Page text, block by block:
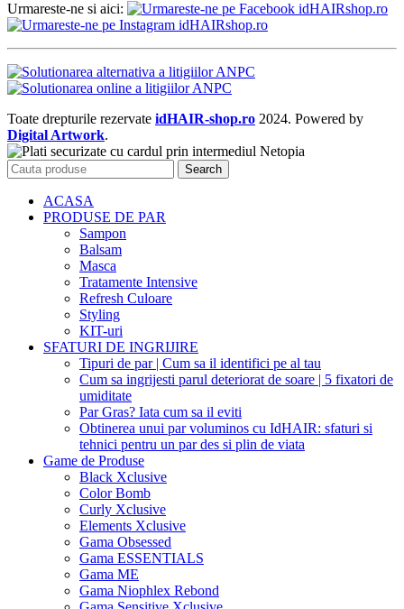
Urmareste-ne si aici:
Toate drepturile rezervate idHAIR-shop.ro 2024. Powered by
Digital Artwork.
Search
ACASA
PRODUSE DE PAR
Sampon
Balsam
Masca
Tratamente Intensive
Refresh Culoare
Styling
KIT-uri
SFATURI DE INGRIJIRE
Tipuri de par | Cum sa il identifici pe al tau
Cum sa ingrijesti parul deteriorat de soare | 5 fixatori de
umiditate
Par Gras? Iata cum sa il eviti
Obtinerea unui par voluminos cu IdHAIR: sfaturi si
tehnici pentru un par des si plin de viata
Game de Produse
Black Xclusive
Color Bomb
Curly Xclusive
Elements Xclusive
Gama Obsessed
Gama ESSENTIALS
Gama ME
Gama Niophlex Rebond